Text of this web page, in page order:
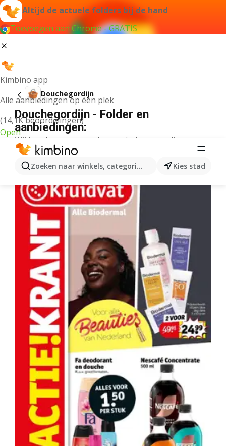
Altijd de actuele folders bij de hand
Toevoegen aan Chrome - GRATIS
Kimbino app
Alle aanbiedingen op één plek
(14,1K beoordelingen)
Open
Zoeken naar winkels, categorieën, producten...
Kies stad
Douchegordijn
Douchegordijn - Folder en
aanbiedingen:
Wij konden geen resultaten vinden voor die term.
Meer folders uit de categorie